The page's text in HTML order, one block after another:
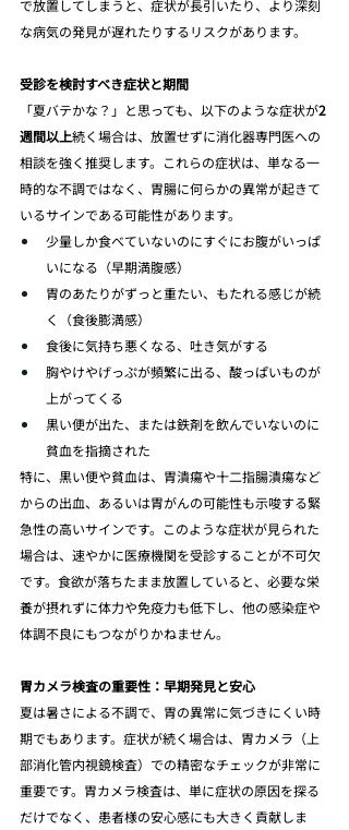
で放置してしまうと、症状が長引いたり、より深刻
な病気の発見が遅れたりするリスクがあります。
受診を検討すべき症状と期間
「夏バテかな？」と思っても、以下のような症状が2
週間以上続く場合は、放置せずに消化器専門医への
相談を強く推奨します。これらの症状は、単なる一
時的な不調ではなく、胃腸に何らかの異常が起きて
いるサインである可能性があります。
少量しか食べていないのにすぐにお腹がいっぱ
いになる（早期満腹感）
胃のあたりがずっと重たい、もたれる感じが続
く（食後膨満感）
食後に気持ち悪くなる、吐き気がする
胸やけやげっぷが頻繁に出る、酸っぱいものが
上がってくる
黒い便が出た、または鉄剤を飲んでいないのに
貧血を指摘された
特に、黒い便や貧血は、胃潰瘍や十二指腸潰瘍など
からの出血、あるいは胃がんの可能性も示唆する緊
急性の高いサインです。このような症状が見られた
場合は、速やかに医療機関を受診することが不可欠
です。食欲が落ちたまま放置していると、必要な栄
養が摂れずに体力や免疫力も低下し、他の感染症や
体調不良にもつながりかねません。
胃カメラ検査の重要性：早期発見と安心
夏は暑さによる不調で、胃の異常に気づきにくい時
期でもあります。症状が続く場合は、胃カメラ（上
部消化管内視鏡検査）での精密なチェックが非常に
重要です。胃カメラ検査は、単に症状の原因を探る
だけでなく、患者様の安心感にも大きく貢献しま